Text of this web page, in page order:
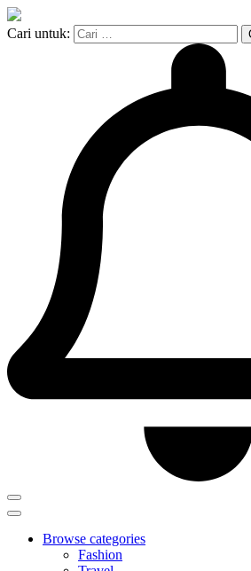
Cari untuk:
Browse categories
Fashion